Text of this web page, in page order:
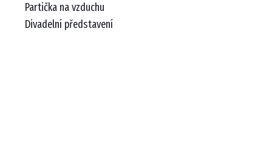
Partička na vzduchu
Divadelní představení